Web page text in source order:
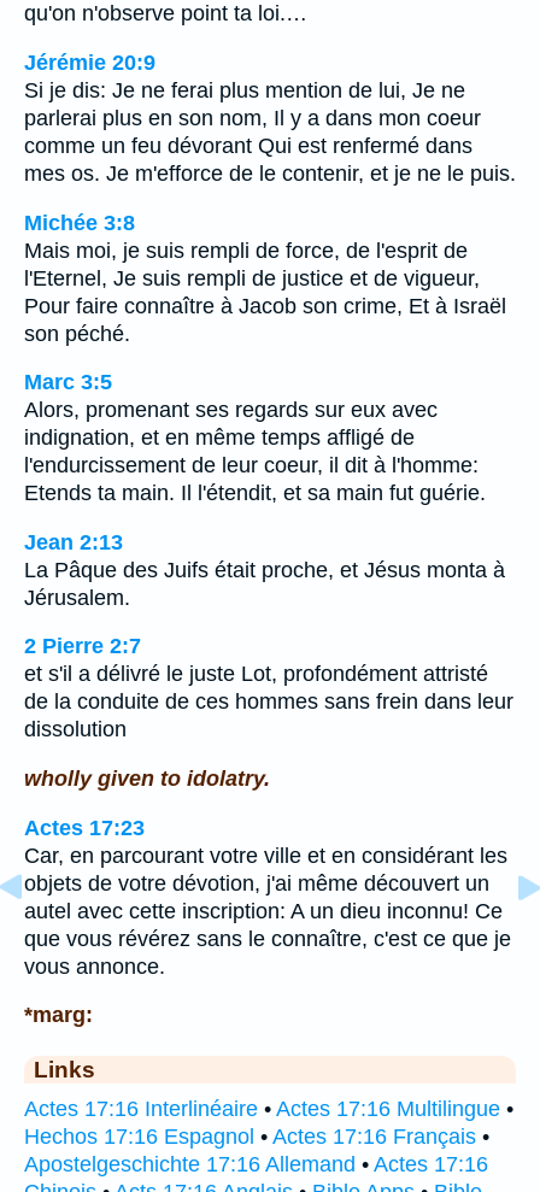
qu'on n'observe point ta loi.…
Jérémie 20:9
Si je dis: Je ne ferai plus mention de lui, Je ne
parlerai plus en son nom, Il y a dans mon coeur
comme un feu dévorant Qui est renfermé dans
mes os. Je m'efforce de le contenir, et je ne le puis.
Michée 3:8
Mais moi, je suis rempli de force, de l'esprit de
l'Eternel, Je suis rempli de justice et de vigueur,
Pour faire connaître à Jacob son crime, Et à Israël
son péché.
Marc 3:5
Alors, promenant ses regards sur eux avec
indignation, et en même temps affligé de
l'endurcissement de leur coeur, il dit à l'homme:
Etends ta main. Il l'étendit, et sa main fut guérie.
Jean 2:13
La Pâque des Juifs était proche, et Jésus monta à
Jérusalem.
2 Pierre 2:7
et s'il a délivré le juste Lot, profondément attristé
de la conduite de ces hommes sans frein dans leur
dissolution
wholly given to idolatry.
Actes 17:23
Car, en parcourant votre ville et en considérant les
objets de votre dévotion, j'ai même découvert un
autel avec cette inscription: A un dieu inconnu! Ce
que vous révérez sans le connaître, c'est ce que je
vous annonce.
*marg:
Links
Actes 17:16 Interlinéaire • Actes 17:16 Multilingue •
Hechos 17:16 Espagnol • Actes 17:16 Français •
Apostelgeschichte 17:16 Allemand • Actes 17:16